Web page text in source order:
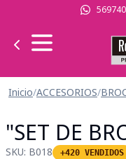
Inicio/ACCESORIOS/
"SET DE
SKU: B018 +420 VENDIDOS